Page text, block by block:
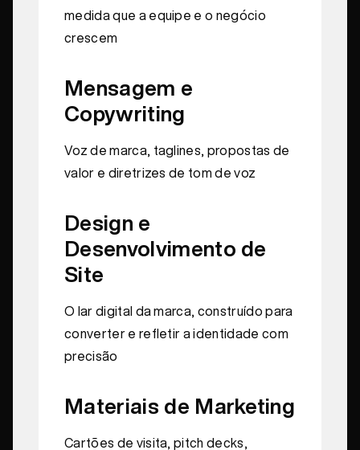
medida que a equipe e o negócio
crescem
Mensagem e
Copywriting
Voz de marca, taglines, propostas de
valor e diretrizes de tom de voz
Design e
Desenvolvimento de
Site
O lar digital da marca, construído para
converter e refletir a identidade com
precisão
Materiais de Marketing
Cartões de visita, pitch decks,